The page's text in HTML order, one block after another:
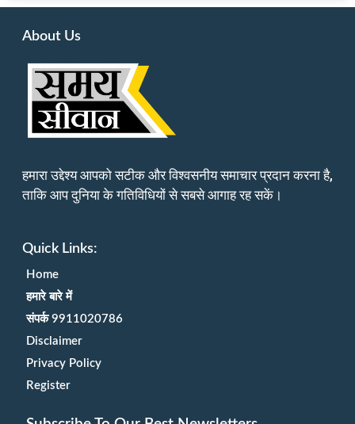
About Us
हमारा उद्देश्य आपको सटीक और विश्वसनीय समाचार प्रदान करना है,
ताकि आप दुनिया के गतिविधियों से सबसे आगाह रह सकें।
Quick Links:
Home
हमारे बारे में
संपर्क 9911020786
Disclaimer
Privacy Policy
Register